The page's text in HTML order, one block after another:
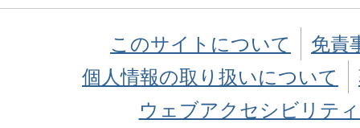
このサイトについて
免責
個人情報の取り扱いについて
ウェブアクセシビリテ